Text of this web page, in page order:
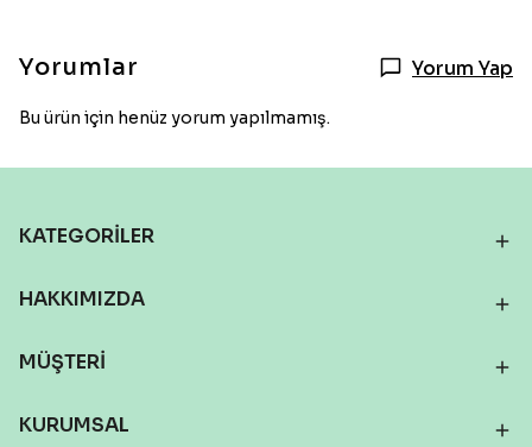
Yorumlar Yorum Yap
Bu ürün için henüz yorum yapılmamış.
KATEGORİLER
HAKKIMIZDA
MÜŞTERİ
KURUMSAL